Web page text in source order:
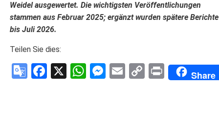
Weidel ausgewertet. Die wichtigsten Veröffentlichungen
stammen aus Februar 2025; ergänzt wurden spätere Berichte
bis Juli 2026.
Teilen Sie dies:
GoogleFacebook
X WhatsApp
Messenger
EmailCopyPrintShare